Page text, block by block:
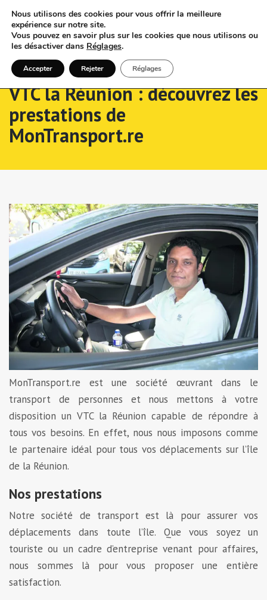
VTC la Réunion : découvrez les
prestations de
MonTransport.re
MonTransport.re est une société œuvrant dans le
transport de personnes et nous mettons à votre
disposition un VTC la Réunion capable de répondre à
tous vos besoins. En effet, nous nous imposons comme
le partenaire idéal pour tous vos déplacements sur l’île
de la Réunion.
Nos prestations
Notre société de transport est là pour assurer vos
déplacements dans toute l’île. Que vous soyez un
touriste ou un cadre d’entreprise venant pour affaires,
nous sommes là pour vous proposer une entière
satisfaction.
Nous utilisons des cookies pour vous offrir la meilleure
expérience sur notre site.
Vous pouvez en savoir plus sur les cookies que nous utilisons ou
les désactiver dans Réglages.
Accepter Rejeter Réglages